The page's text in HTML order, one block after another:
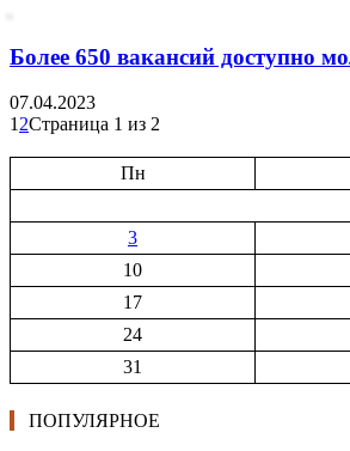
Более 650 вакансий доступно
07.04.2023
12Страница 1 из 2
Пн
3
10
17
24
31
ПОПУЛЯРНОЕ